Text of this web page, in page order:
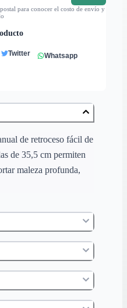
para conocer el costo de envío y
Twitter Whatsapp
de retroceso fácil de
de 35,5 cm permiten
maleza profunda,